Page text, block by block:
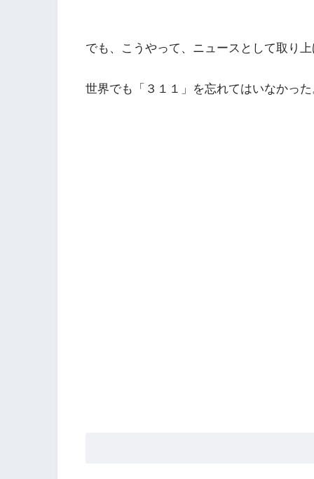
でも、こうやって、ニュースとして取り
世界でも「３１１」を忘れてはいなかっ